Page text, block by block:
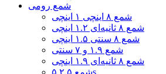
شمع رومی
شمع ۸ اینچی ۱ اینچی
شمع ۸ ثانیه‌ای ۱.۲ اینچی
شمع ۸ سنتی ۱.۵ اینچی
شمع ۱.۹ و ۷ سنتی
شمع ۸ ثانیه‌ای ۱.۹ اینچی